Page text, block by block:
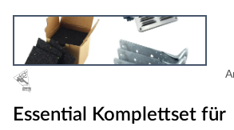
Essential Komplettset für